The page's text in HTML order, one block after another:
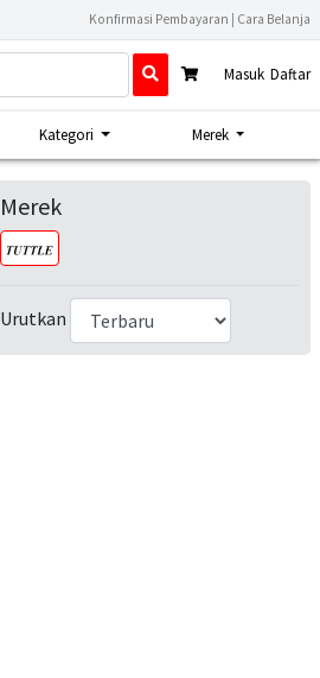
Konfirmasi Pembayaran Cara Belanja
Masuk Daftar
Kategori Merek
Merek
Urutkan